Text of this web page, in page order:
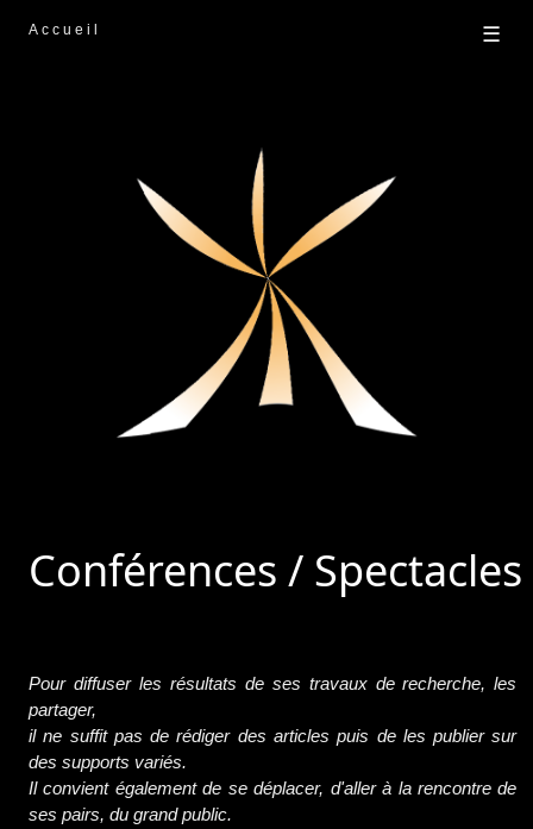
Accueil ☰
Conférences / Spectacles
Pour diffuser les résultats de ses travaux de recherche, les
partager,
il ne suffit pas de rédiger des articles puis de les publier sur
des supports variés.
Il convient également de se déplacer, d'aller à la rencontre de
ses pairs, du grand public.